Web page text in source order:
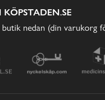
nedan (din varukorg